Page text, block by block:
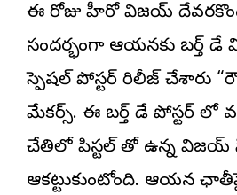
ఈ రోజు హీరో విజయ్ దేవరకొండ
సందర్భంగా ఆయనకు బర్త్ డే
స్పెషల్ పోస్టర్ రిలీజ్ చేశారు
మేకర్స్. ఈ బర్త్ డే పోస్టర్ లో
చేతిలో పిస్టల్ తో ఉన్న విజయ్
ఆకట్టుకుంటోంది. ఆయన